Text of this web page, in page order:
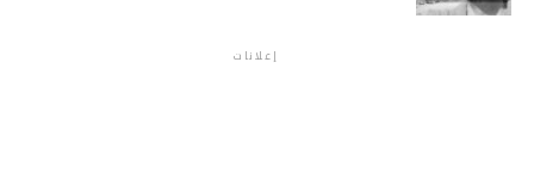
إعلانات